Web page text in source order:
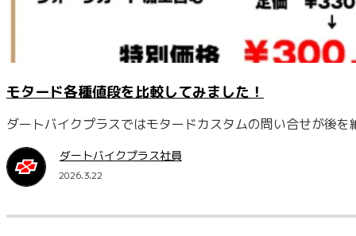
モタード各種値段を比較してみました！
ダートバイクプラスではモタードカスタムの問い合せが後
ダートバイクプラス社員
2026.3.22